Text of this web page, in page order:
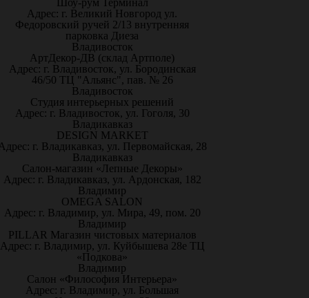
Шоу-рум Терминал
Адрес: г. Великий Новгород ул.
Федоровский ручей 2/13 внутренняя
парковка Диеза
Владивосток
АртДекор-ДВ (склад Артполе)
Адрес: г. Владивосток, ул. Бородинская
46/50 ТЦ "Альянс", пав. № 26
Владивосток
Студия интерьерных решений
Адрес: г. Владивосток, ул. Гоголя, 30
Владикавказ
DESIGN MARKET
г. Владикавказ, ул. Первомайская, 28
Владикавказ
Салон-магазин «Лепные Декоры»
Адрес: г. Владикавказ, ул. Ардонская, 182
Владимир
OMEGA SALON
Адрес: г. Владимир, ул. Мира, 49, пом. 20
Владимир
PILLAR Магазин чистовых материалов
Адрес: г. Владимир, ул. Куйбышева 28е ТЦ
«Подкова»
Владимир
Салон «Философия Интерьера»
Адрес: г. Владимир, ул. Большая